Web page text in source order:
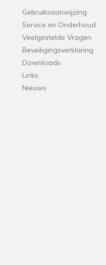
Gebruiksaanwijzing
Service en Onderhoud
Veelgestelde Vragen
Beveiligingsverklaring
Downloads
Links
Nieuws